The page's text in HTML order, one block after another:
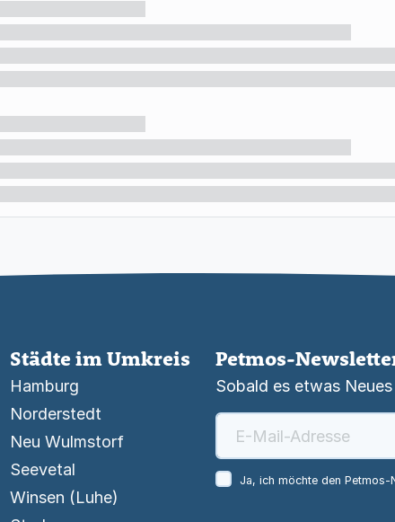
Städte im Umkreis
Hamburg
Norderstedt
Neu Wulmstorf
Seevetal
Winsen (Luhe)
Petmos-
Sobald es etwas
Ja, ich möchte den Petmos-